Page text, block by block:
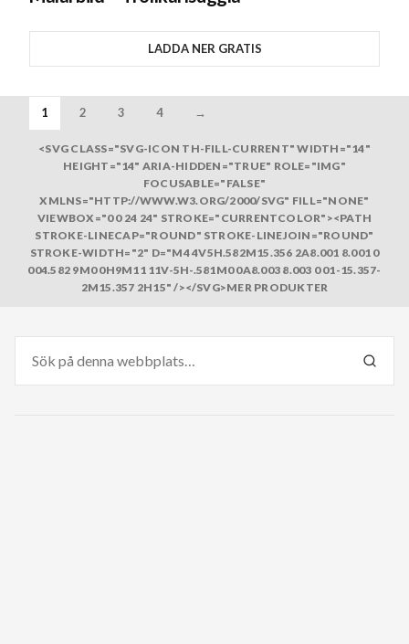
LADDA NER GRATIS
1 2 3 4 →
<SVG CLASS="SVG-ICON TH-FILL-CURRENT" WIDTH="14"
HEIGHT="14" ARIA-HIDDEN="TRUE" ROLE="IMG"
FOCUSABLE="FALSE"
XMLNS="HTTP://WWW.W3.ORG/2000/SVG" FILL="NONE"
VIEWBOX="0 0 24 24" STROKE="CURRENTCOLOR"><PATH
STROKE-LINECAP="ROUND" STROKE-LINEJOIN="ROUND"
STROKE-WIDTH="2" D="M4 4V5H.582M15.356 2A8.001 8.001 0
004.582 9M0 0H9M11 11V-5H-.581M0 0A8.003 8.003 0 01-15.357-
2M15.357 2H15" /></SVG>MER PRODUKTER
efter:
SÖK